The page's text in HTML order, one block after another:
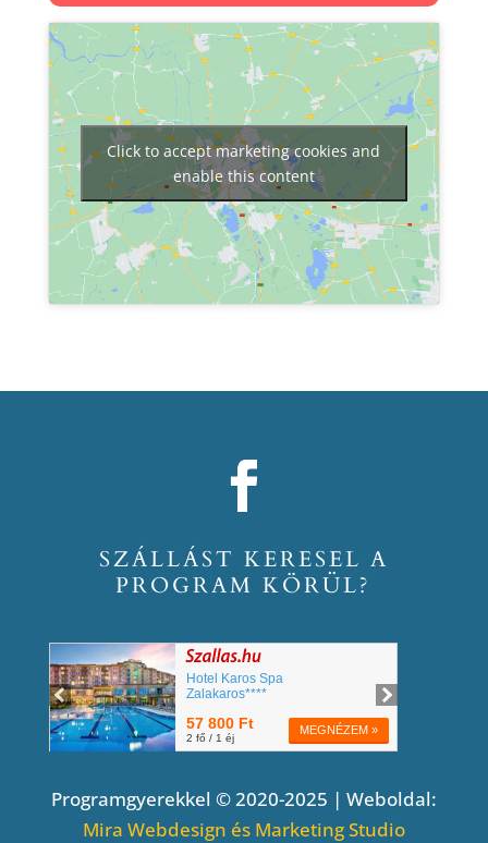
Click to accept marketing cookies and
enable this content
SZÁLLÁST KERESEL A
PROGRAM KÖRÜL?
Programgyerekkel © 2020-2025 | Weboldal:
Mira Webdesign és Marketing Studio